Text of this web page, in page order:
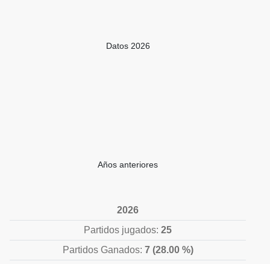
Datos 2026
Años anteriores
2026
Partidos jugados: 25
Partidos Ganados: 7 (28.00 %)